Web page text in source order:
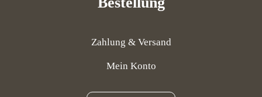
Zahlung & Versand
Mein Konto